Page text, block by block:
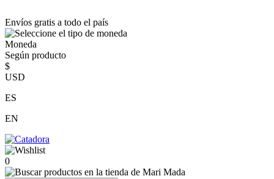
Envíos gratis a todo el país
Moneda
Según producto
$
USD
ES
EN
0